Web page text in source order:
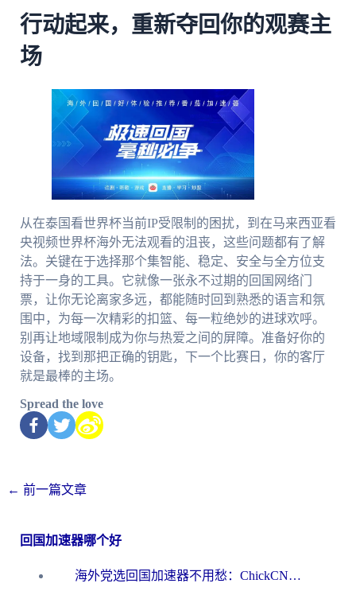
行动起来，重新夺回你的观赛主
场
从在泰国看世界杯当前IP受限制的困扰，到在马来西亚看
央视频世界杯海外无法观看的沮丧，这些问题都有了解
法。关键在于选择那个集智能、稳定、安全与全方位支
持于一身的工具。它就像一张永不过期的回国网络门
票，让你无论离家多远，都能随时回到熟悉的语言和氛
围中，为每一次精彩的扣篮、每一粒绝妙的进球欢呼。
别再让地域限制成为你与热爱之间的屏障。准备好你的
设备，找到那把正确的钥匙，下一个比赛日，你的客厅
就是最棒的主场。
Spread the love
← 前一篇文章
回国加速器哪个好
海外党选回国加速器不用愁：ChickCN和洞见哪个好？一篇搞定所有疑问